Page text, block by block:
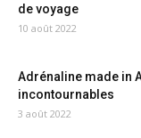
de voyage
10 août 2022
Adrénaline made in
incontournables
3 août 2022